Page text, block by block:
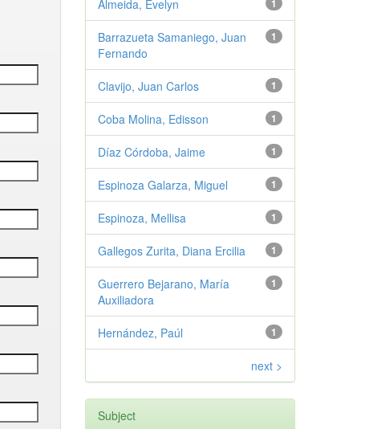
1
Almeida, Evelyn
1
Barrazueta Samaniego, Juan
Fernando
1
Clavijo, Juan Carlos
1
Coba Molina, Edisson
1
Díaz Córdoba, Jaime
1
Espinoza Galarza, Miguel
1
Espinoza, Mellisa
1
Gallegos Zurita, Diana Ercilia
1
Guerrero Bejarano, María
Auxiliadora
1
Hernández, Paúl
next >
Subject